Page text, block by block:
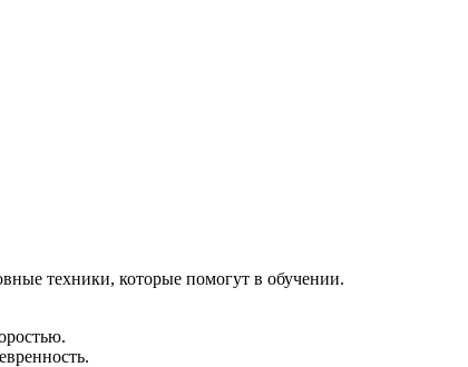
техники, которые помогут в обучении.